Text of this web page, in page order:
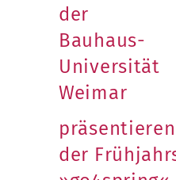
der
Bauhaus-
Universität
Weimar
der